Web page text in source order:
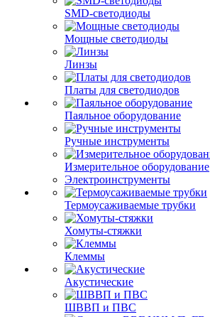
SMD-светодиоды
Мощные светодиоды
Линзы
Платы для светодиодов
Паяльное оборудование
Ручные инструменты
Измерительное оборудование
Электроинструменты
Термоусаживаемые трубки
Хомуты-стяжки
Клеммы
Акустические
ШВВП и ПВС